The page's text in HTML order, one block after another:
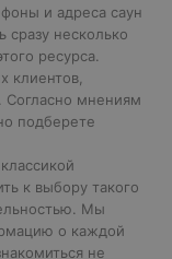
и адреса саун
несколько
ресурса.
клиентов,
Согласно мнениям
подберете
к выбору такого
Мы
о каждой
не